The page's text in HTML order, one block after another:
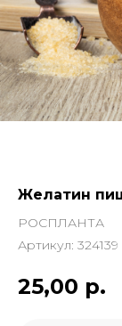
Желатин
РОСПЛАНТА
Артикул: 324139
25,00 р.